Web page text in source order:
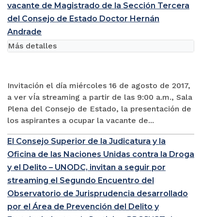
vacante de Magistrado de la Sección Tercera
del Consejo de Estado Doctor Hernán
Andrade
Invitación el día miércoles 16 de agosto de 2017,
a ver vÍa streaming a partir de las 9:00 a.m., Sala
Plena del Consejo de Estado, la presentación de
los aspirantes a ocupar la vacante de...
Más detalles
El Consejo Superior de la Judicatura y la
Oficina de las Naciones Unidas contra la Droga
y el Delito – UNODC, invitan a seguir por
streaming el Segundo Encuentro del
Observatorio de Jurisprudencia desarrollado
por el Área de Prevención del Delito y